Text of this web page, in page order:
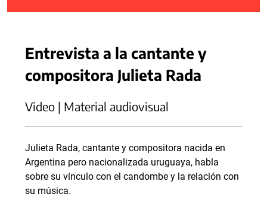
Entrevista a la cantante y
compositora Julieta Rada
Video | Material audiovisual
Julieta Rada, cantante y compositora nacida en
Argentina pero nacionalizada uruguaya, habla
sobre su vínculo con el candombe y la relación con
su música.